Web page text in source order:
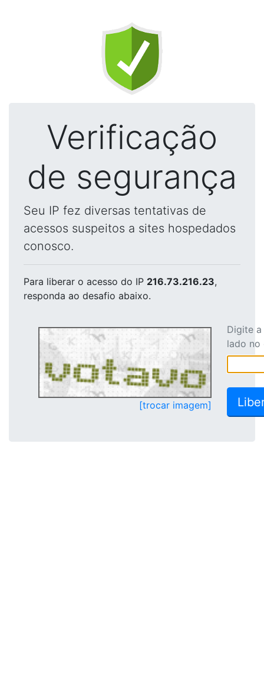
Verificação
de segurança
Seu IP fez diversas tentativas de
acessos suspeitos a sites hospedados
conosco.
Para liberar o acesso do IP 216.73.216.23,
responda ao desafio abaixo.
[trocar imagem]
Digite
lado no